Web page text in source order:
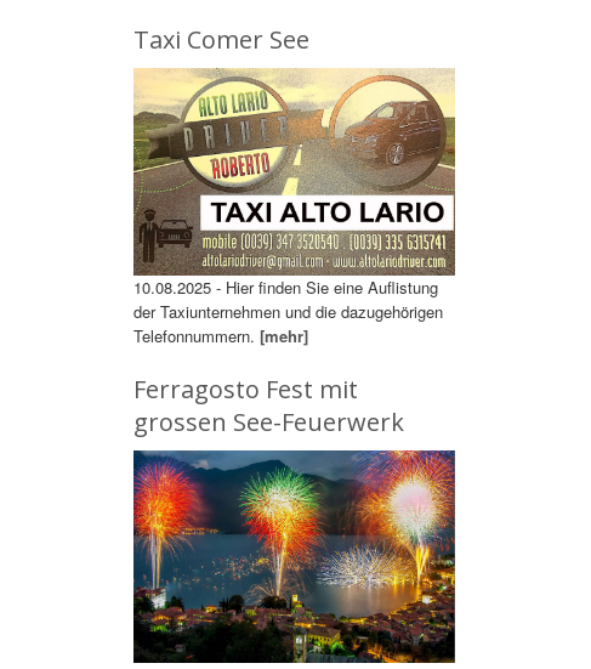
Taxi Comer See
10.08.2025 - Hier finden Sie eine Auflistung
der Taxiunternehmen und die dazugehörigen
Telefonnummern. [mehr]
Ferragosto Fest mit
grossen See-Feuerwerk